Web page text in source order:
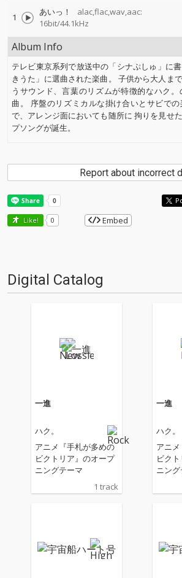
1 あいっ！
alac,flac,wav,aac:
16bit/44.1kHz
Album Info
テレビ東京系列で放送中の「シナぷしゅ」に
きうた」に選曲された楽曲。 子供から大人ま
うサウンド、言葉のリズムが特徴的なハク
曲。 序盤のリズミカルな掛け合いとサビで
で、アレンジ面においても随所に 拘りを見せ
プソングが誕生。
Report about incorrect
Like! 0 Embed
Digital Catalog
一進
ハク。
アニメ『手札が多めの
ビクトリア』のオープ
ニングテーマ
1 track
一進
ハク。
アニ
ビク
ニン